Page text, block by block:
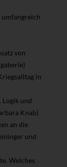
umfangreich
von
in
Logik und
Knab)
an die
und
Welches